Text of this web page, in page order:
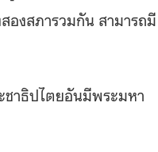
องสภารวมกัน สามารถมี
ชาธิปไตยอันมีพระมหา